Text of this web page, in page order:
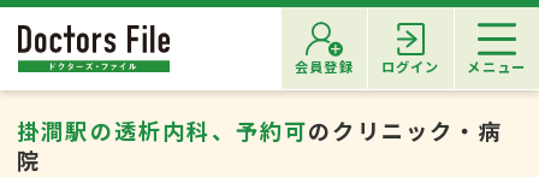
会員登録 ログイン メニュー
掛澗駅の透析内科、予約可のクリニック・病
院